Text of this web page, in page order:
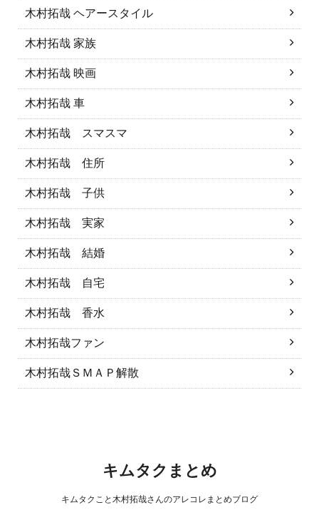
木村拓哉 ヘアースタイル
木村拓哉 家族
木村拓哉 映画
木村拓哉 車
木村拓哉 スマスマ
木村拓哉 住所
木村拓哉 子供
木村拓哉 実家
木村拓哉 結婚
木村拓哉 自宅
木村拓哉 香水
木村拓哉ファン
木村拓哉ＳＭＡＰ解散
キムタクまとめ
キムタクこと木村拓哉さんのアレコレまとめブログ